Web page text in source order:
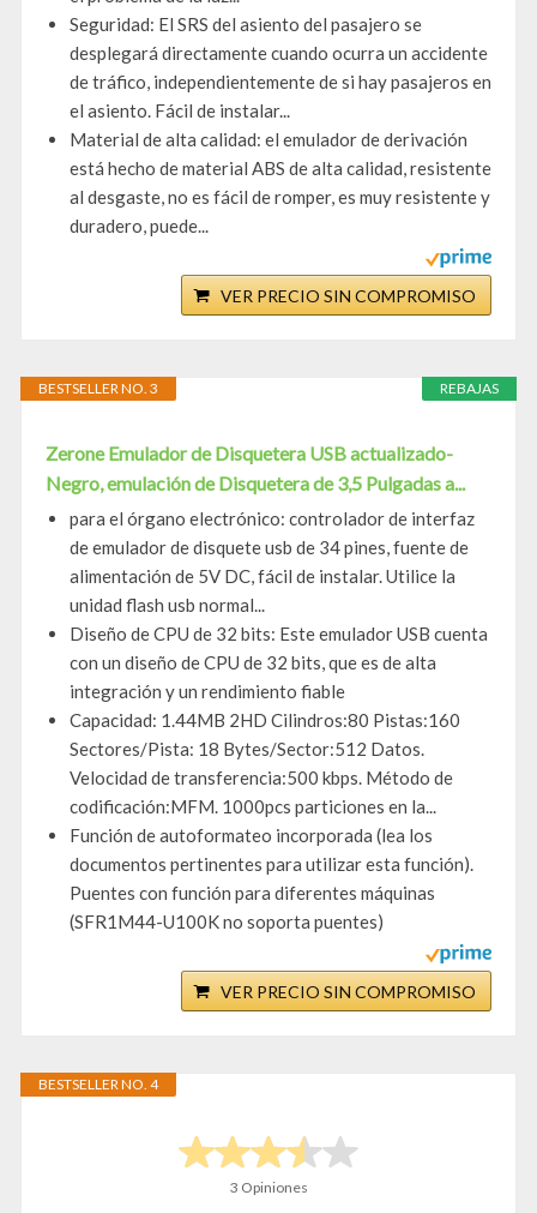
Seguridad: El SRS del asiento del pasajero se
desplegará directamente cuando ocurra un accidente
de tráfico, independientemente de si hay pasajeros en
el asiento. Fácil de instalar...
Material de alta calidad: el emulador de derivación
está hecho de material ABS de alta calidad, resistente
al desgaste, no es fácil de romper, es muy resistente y
duradero, puede...
VER PRECIO SIN COMPROMISO
REBAJAS
BESTSELLER NO. 3
Zerone Emulador de Disquetera USB actualizado-
Negro, emulación de Disquetera de 3,5 Pulgadas a...
para el órgano electrónico: controlador de interfaz
de emulador de disquete usb de 34 pines, fuente de
alimentación de 5V DC, fácil de instalar. Utilice la
unidad flash usb normal...
Diseño de CPU de 32 bits: Este emulador USB cuenta
con un diseño de CPU de 32 bits, que es de alta
integración y un rendimiento fiable
Capacidad: 1.44MB 2HD Cilindros:80 Pistas:160
Sectores/Pista: 18 Bytes/Sector:512 Datos.
Velocidad de transferencia:500 kbps. Método de
codificación:MFM. 1000pcs particiones en la...
Función de autoformateo incorporada (lea los
documentos pertinentes para utilizar esta función).
Puentes con función para diferentes máquinas
(SFR1M44-U100K no soporta puentes)
VER PRECIO SIN COMPROMISO
BESTSELLER NO. 4
3 Opiniones